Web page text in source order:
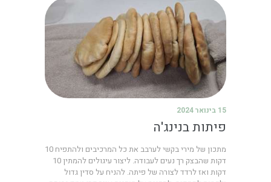
15 בינואר 2024
פיתות בנינג'ה
מתכון של מירי בקשי לערבב את כל המרכיבים ולהתפיח 10
דקות שהבצק רך נעים לעבודה. ליצור עיגולים להמתין 10
דקות ואז לרדד לצורה של פיתה. להניח על סדין גדול